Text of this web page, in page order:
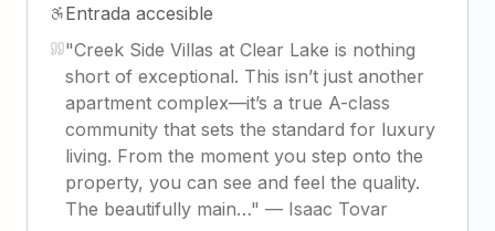
Entrada accesible
"Creek Side Villas at Clear Lake is nothing
short of exceptional. This isn’t just another
apartment complex—it’s a true A-class
community that sets the standard for luxury
living. From the moment you step onto the
property, you can see and feel the quality.
The beautifully main…" — Isaac Tovar